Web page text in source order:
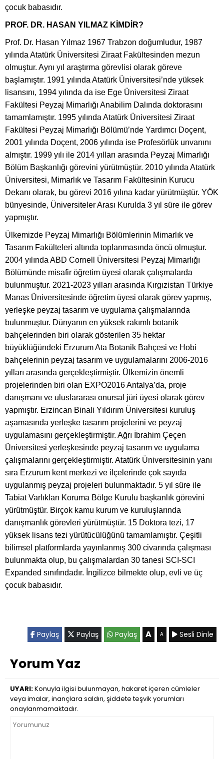
çocuk babasıdır.
PROF. DR. HASAN YILMAZ KİMDİR?
Prof. Dr. Hasan Yılmaz 1967 Trabzon doğumludur, 1987
yılında Atatürk Üniversitesi Ziraat Fakültesinden mezun
olmuştur. Aynı yıl araştırma görevlisi olarak göreve
başlamıştır. 1991 yılında Atatürk Üniversitesi’nde yüksek
lisansını, 1994 yılında da ise Ege Üniversitesi Ziraat
Fakültesi Peyzaj Mimarlığı Anabilim Dalında doktorasını
tamamlamıştır. 1995 yılında Atatürk Üniversitesi Ziraat
Fakültesi Peyzaj Mimarlığı Bölümü’nde Yardımcı Doçent,
2001 yılında Doçent, 2006 yılında ise Profesörlük unvanını
almıştır. 1999 yılı ile 2014 yılları arasında Peyzaj Mimarlığı
Bölüm Başkanlığı görevini yürütmüştür. 2010 yılında Atatürk
Üniversitesi, Mimarlık ve Tasarım Fakültesinin Kurucu
Dekanı olarak, bu görevi 2016 yılına kadar yürütmüştür. YÖK
bünyesinde, Üniversiteler Arası Kurulda 3 yıl süre ile görev
yapmıştır.
Ülkemizde Peyzaj Mimarlığı Bölümlerinin Mimarlık ve
Tasarım Fakülteleri altında toplanmasında öncü olmuştur.
2004 yılında ABD Cornell Üniversitesi Peyzaj Mimarlığı
Bölümünde misafir öğretim üyesi olarak çalışmalarda
bulunmuştur. 2021-2023 yılları arasında Kırgızistan Türkiye
Manas Üniversitesinde öğretim üyesi olarak görev yapmış,
yerleşke peyzaj tasarım ve uygulama çalışmalarında
bulunmuştur. Dünyanın en yüksek rakımlı botanik
bahçelerinden biri olarak gösterilen 35 hektar
büyüklüğündeki Erzurum Ata Botanik Bahçesi ve Hobi
bahçelerinin peyzaj tasarım ve uygulamalarını 2006-2016
yılları arasında gerçekleştirmiştir. Ülkemizin önemli
projelerinden biri olan EXPO2016 Antalya’da, proje
danışmanı ve uluslararası onursal jüri üyesi olarak görev
yapmıştır. Erzincan Binali Yıldırım Üniversitesi kuruluş
aşamasında yerleşke tasarım projelerini ve peyzaj
uygulamasını gerçekleştirmiştir. Ağrı İbrahim Çeçen
Üniversitesi yerleşkesinde peyzaj tasarım ve uygulama
çalışmalarını gerçekleştirmiştir. Atatürk Üniversitesinin yanı
sıra Erzurum kent merkezi ve ilçelerinde çok sayıda
uygulanmış peyzaj projeleri bulunmaktadır. 5 yıl süre ile
Tabiat Varlıkları Koruma Bölge Kurulu başkanlık görevini
yürütmüştür. Birçok kamu kurum ve kuruluşlarında
danışmanlık görevleri yürütmüştür. 15 Doktora tezi, 17
yüksek lisans tezi yürütücülüğünü tamamlamıştır. Çeşitli
bilimsel platformlarda yayınlanmış 300 civarında çalışması
bulunmakta olup, bu çalışmalardan 30 tanesi SCI-SCI
Expanded sınıfındadır. İngilizce bilmekte olup, evli ve üç
çocuk babasıdır.
Paylaş Paylaş Paylaş A A Sesli Dinle
Yorum Yaz
UYARI:Konuyla ilgisi bulunmayan, hakaret içeren cümleler
veya imalar, inançlara saldırı, şiddete teşvik yorumları
onaylanmamaktadır.